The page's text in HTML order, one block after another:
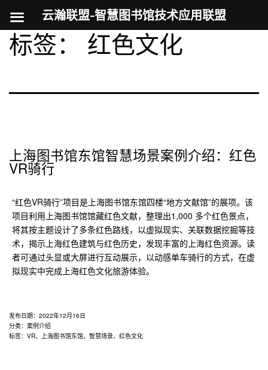
标签： 红色文化
上海图书馆东馆智慧场景案例介绍：红色
VR骑行
“红色VR骑行”项目是上海图书馆东馆四楼“地方文献馆”的展项。该
项目利用上海图书馆馆藏红色文献，整理出1,000 多个红色景点，
将其按主题设计了多条红色路线，以虚拟现实、关联数据挖掘等技
术，揭示上海红色建筑与红色历史，发现丰富的上海红色资源。读
者可通过头显或大屏进行互动展示，以动感单车骑行的方式，在虚
拟现实中完成上海红色文化旅游体验。
发布日期： 2022年12月16日
分类： 案例介绍
标签： VR、 上海图书馆东馆、 智慧场景、 红色文化
云瀚联盟-智慧图书馆技术应用联盟